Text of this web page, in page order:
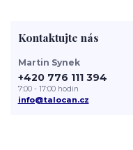
Kontaktujte nás
Martin Synek
+420 776 111 394
7:00 - 17:00 hodin
info@talocan.cz